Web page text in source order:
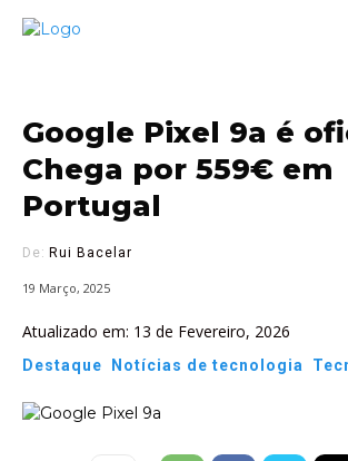
Google Pixel 9a é
Chega por 559€ em
Portugal
De: Rui Bacelar
19 Março, 2025
Atualizado em: 13 de Fevereiro, 2026
Destaque Notícias de tecnologia